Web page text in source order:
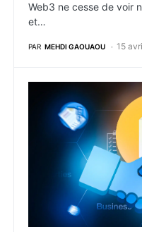
Web3 ne cesse de voir
et…
PAR MEHDI GAOUAOU 15
Qu’est-ce qu’un